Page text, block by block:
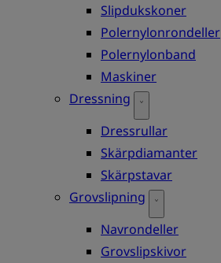
Slipdukskoner
Polernylonrondeller
Polernylonband
Maskiner
Dressning
Dressrullar
Skärpdiamanter
Skärpstavar
Grovslipning
Navrondeller
Grovslipskivor